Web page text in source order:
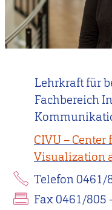
Lehrkraft für
Fachbereich
CIVU –
Visualization
Telefon 0461/
Fax 0461/805